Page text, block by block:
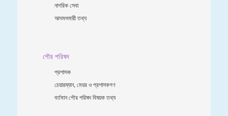
নাগরিক সেবা
আদমশুমারী তথ্য
পৌর পরিষদ
প্রশাসক
চেয়ারম্যান, মেয়র ও প্রশাসকগণ
বর্তমান পৌর পরিষদ বিষয়ক তথ্য